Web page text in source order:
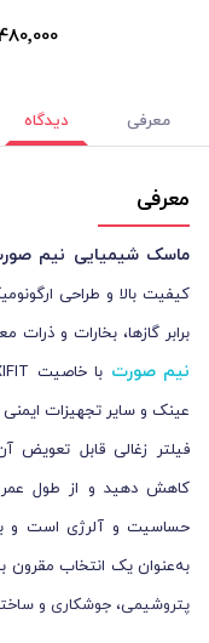
480٬000
معرفی دیدگاه
معرفی
ماسک شیمیایی نیم
کیفیت بالا و طراحی
برابر گازها، بخارات و
نیم صورت
عینک و سایر تجهیزات ایمنی
فیلتر زغالی قابل تعویض
کاهش دهید و از طول
حساسیت و آلرژی است و
به‌عنوان یک انتخاب مقرون
پتروشیمی، جوشکاری و